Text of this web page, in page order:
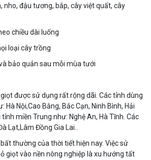
nho, đậu tương, bắp, cây việt quất, cây
chiều dài luống
loại cây trồng
bảo quản sau mỗi mùa tưới
được sử dụng rất rộng dãi. Các tỉnh dùng
Hà Nội,Cao Bằng, Bắc Cạn, Ninh Bình, Hải
tỉnh miền Trung như: Nghệ An, Hà Tĩnh. Các
Lạt,Lâm Đồng Gia Lai..
thường của thời tiết hiện nay. Việc sử
giọt vào nền nông nghiệp là xu hướng tất